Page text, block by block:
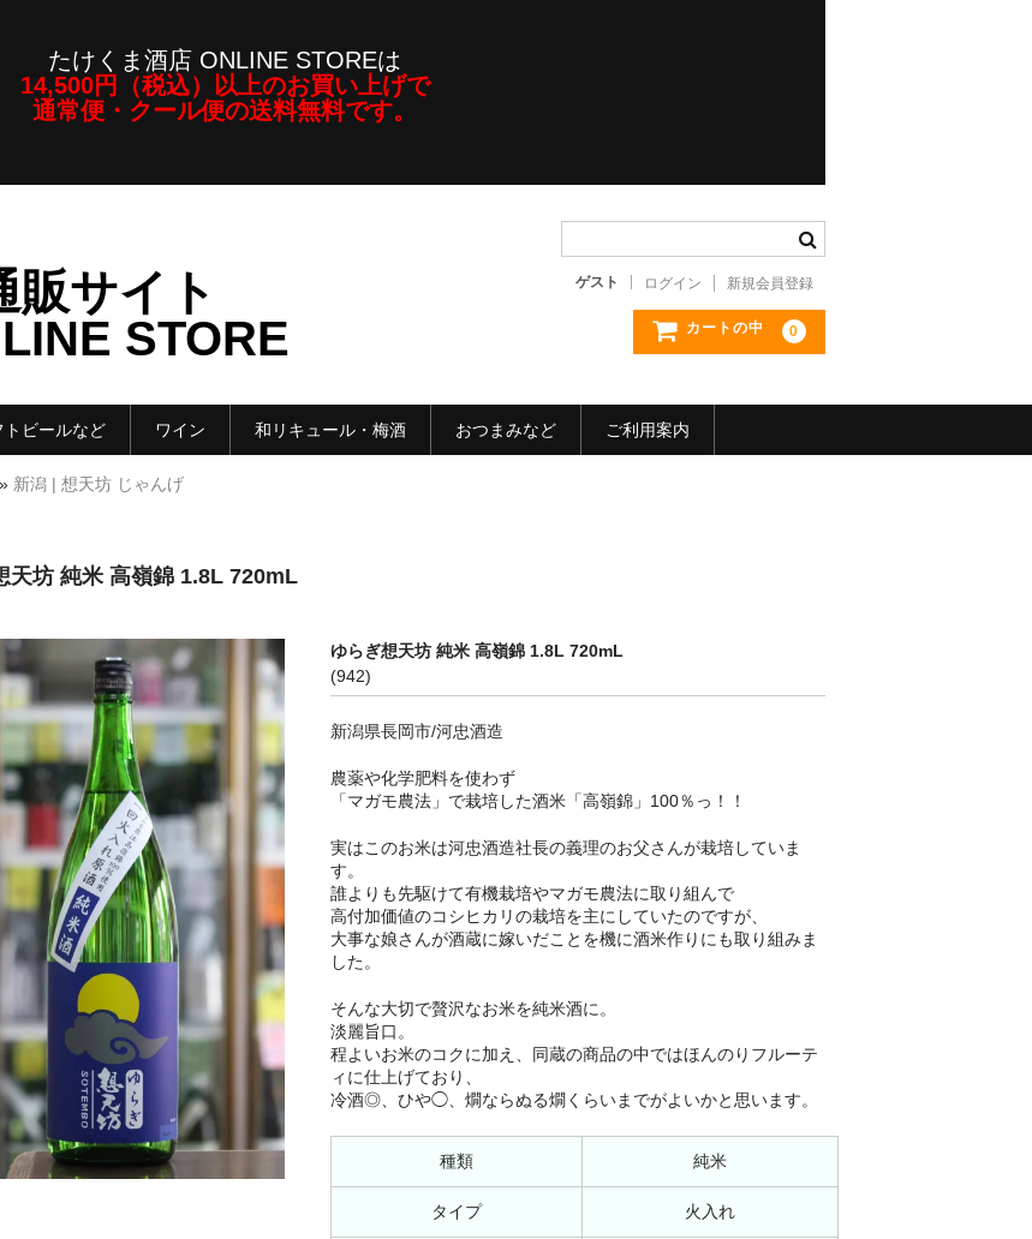
たけくま酒店 ONLINE STOREは
14,500円（税込）以上のお買い上げで
通常便・クール便の送料無料です。
販サイト
STORE
ゲスト ログイン 新規会員登録
カートの中 0
トビールなど ワイン 和リキュール・梅酒 おつまみなど ご利用案内
» 新潟 | 想天坊 じゃんげ
天坊 純米 高嶺錦 1.8L 720mL
ゆらぎ想天坊 純米 高嶺錦 1.8L 720mL
(942)
新潟県長岡市/河忠酒造
農薬や化学肥料を使わず
「マガモ農法」で栽培した酒米「高嶺錦」100％っ！！
実はこのお米は河忠酒造社長の義理のお父さんが栽培していま
す。
誰よりも先駆けて有機栽培やマガモ農法に取り組んで
高付加価値のコシヒカリの栽培を主にしていたのですが、
大事な娘さんが酒蔵に嫁いだことを機に酒米作りにも取り組みま
した。
そんな大切で贅沢なお米を純米酒に。
淡麗旨口。
程よいお米のコクに加え、同蔵の商品の中ではほんのりフルーテ
ィに仕上げており、
冷酒◎、ひや◯、燗ならぬる燗くらいまでがよいかと思います。
種類 純米
タイプ 火入れ